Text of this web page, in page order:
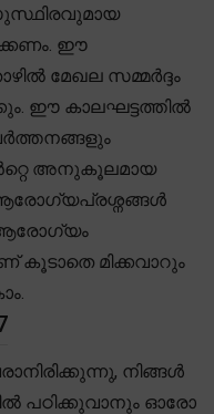
ഈ
മേഖല സമ്മർദ്ദം
ഈ കാലഘട്ടത്തിൽ
അനുകൂലമായ
ആരോഗ്യം
കൂടാതെ മിക്കവാറും
നിങ്ങൾ
പഠിക്കുവാനും ഓരോ